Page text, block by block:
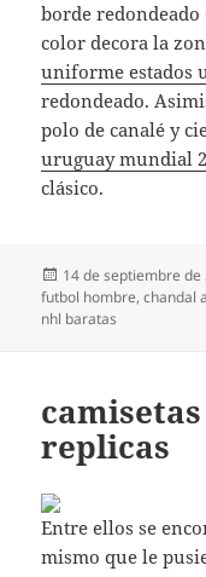
borde
color decora la
uniforme estados
redondeado.
polo de canalé y
uruguay mundial
clásico.
Publicado
el
14 de septiembre de
futbol hombre,chandal
nhl baratas
replicas
Entre ellos se
mismo que le